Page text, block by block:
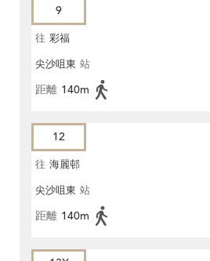
9
往 彩福
尖沙咀東 站
距離 140m
12
往 海麗邨
尖沙咀東 站
距離 140m